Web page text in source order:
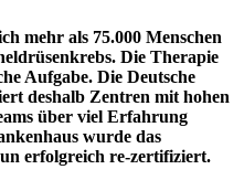
mehr als 75.000 Menschen
Die Therapie
Aufgabe. Die Deutsche
deshalb Zentren mit hohen
über viel Erfahrung
wurde das
erfolgreich re-zertifiziert.